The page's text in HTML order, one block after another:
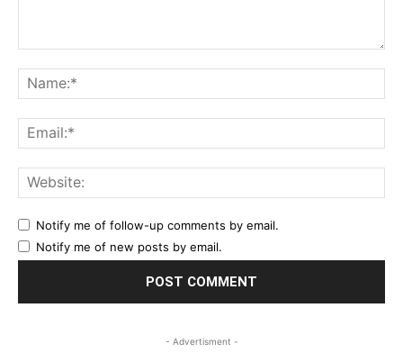
Notify me of follow-up comments by email.
Notify me of new posts by email.
- Advertisment -